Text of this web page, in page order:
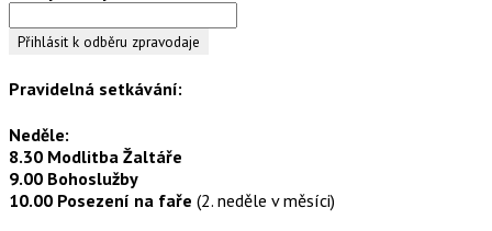
Pravidelná setkávání:
Neděle:
8.30 Modlitba Žaltáře
9.00 Bohoslužby
10.00 Posezení na faře (2. neděle v měsíci)